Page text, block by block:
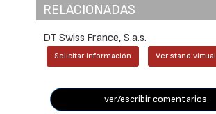
RELACIONADAS
DT Swiss France, S.a.s.
Solicitar información Ver stand virtual
ver/escribir comentarios